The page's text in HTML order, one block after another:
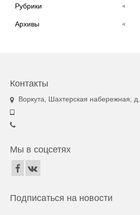
Рубрики
Архивы
Контакты
Воркута, Шахтерская набережная, д.
Мы в соцсетях
Подписаться на новости